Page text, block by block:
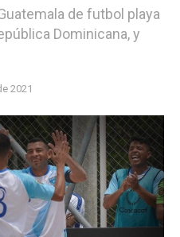
de futbol playa
Dominicana, y
2021